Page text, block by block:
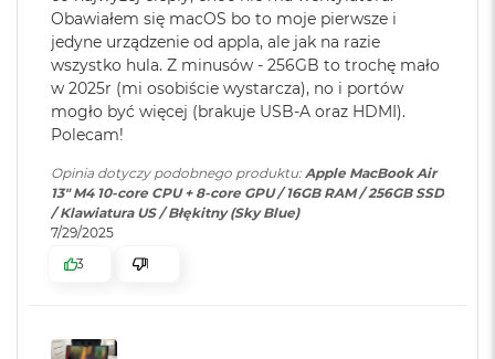
o
o
k
A
i
r
P
ł
n
o
c
B
Workspace, pędzą w macOS jak nigdy
KTO KOCHA IPHONE’A, POKOCHA I MACA– Mac świetnie
dogaduje się z każdym urządzeniem Apple. Razem potrafią
zdziałać cuda. Możesz skopiować coś na iPhonie i wkleić to
na Macu. Albo odebrać na Macu połączenie FaceTime i
Model karty
graficznej:
Apple M4 (10-rdzeniowy GPU)
Rodzaje wejść /
MagSafe 3
Moduł Bluetooth
Obawiałem się macOS bo to moje pierwsze i
jedyne urządzenie od appla, ale jak na razie
wszystko hula. Z minusów - 256GB to trochę mało
w 2025r (mi osobiście wystarcza), no i portów
mogło być więcej (brakuje USB-A oraz HDMI).
Polecam!
Opinia dotyczy podobnego produktu:Apple MacBook Air
13" M4 10-core CPU + 8-core GPU / 16GB RAM / 256GB SSD
/ Klawiatura US / Błękitny (Sky Blue)
7/29/2025
3
1